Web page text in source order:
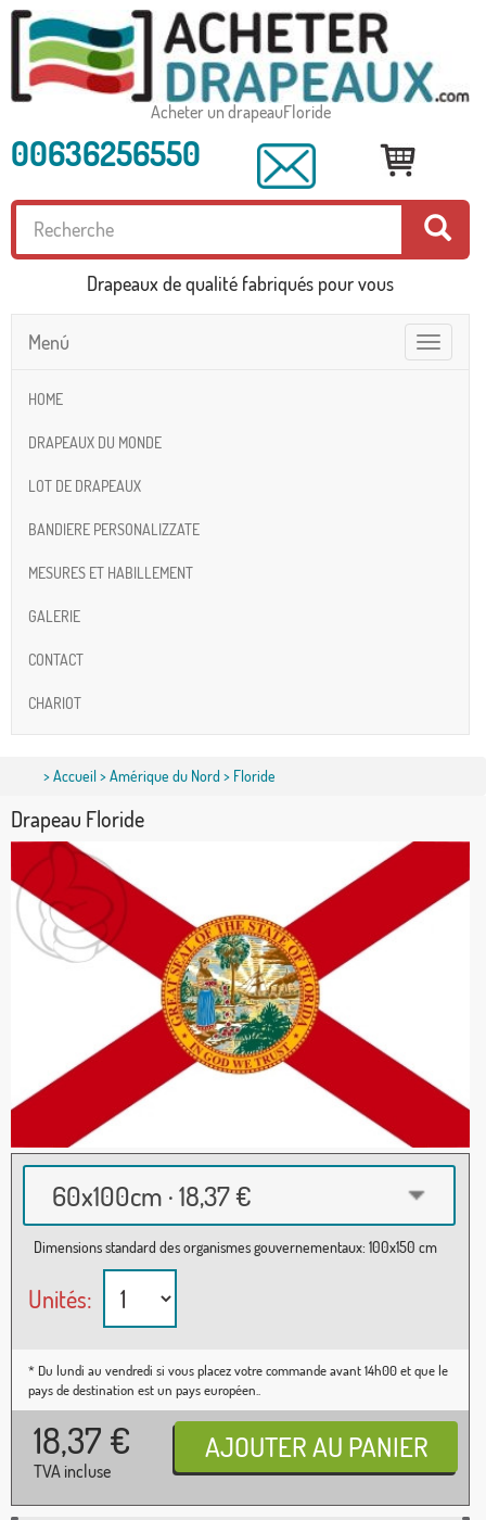
Acheter un drapeauFloride
00636256550
Drapeaux de qualité fabriqués pour vous
Toggle
navigation
Menú
HOME
DRAPEAUX DU MONDE
LOT DE DRAPEAUX
BANDIERE PERSONALIZZATE
MESURES ET HABILLEMENT
GALERIE
CONTACT
CHARIOT
>Accueil>Amérique du Nord > Floride
Drapeau Floride
60x100cm · 18,37 €
Dimensions standard des organismes gouvernementaux: 100x150 cm
Unités:
* Du lundi au vendredi si vous placez votre commande avant 14h00 et que le
pays de destination est un pays européen..
18,37 €
TVA incluse